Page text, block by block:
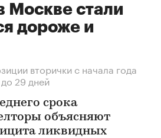
Москве стали
дороже и
вторички с начала года
29 дней
срока
объясняют
ликвидных